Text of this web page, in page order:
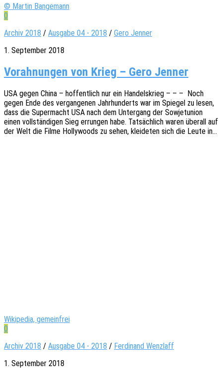
© Martin Bangemann
0
Archiv 2018 / Ausgabe 04 - 2018 / Gero Jenner
1. September 2018
Vorahnungen von Krieg – Gero Jenner
USA gegen China – hoffent­lich nur ein Handels­krieg – – – Noch
gegen Ende des vergan­ge­nen Jahr­hun­derts war im Spie­gel zu lesen,
dass die Super­macht USA nach dem Unter­gang der Sowjet­uni­on
einen voll­stän­di­gen Sieg errun­gen habe. Tatsäch­lich waren über­all auf
der Welt die Filme Holly­woods zu sehen, klei­de­ten sich die Leute in…
Wikipedia, gemeinfrei
0
Archiv 2018 / Ausgabe 04 - 2018 / Ferdinand Wenzlaff
1. September 2018